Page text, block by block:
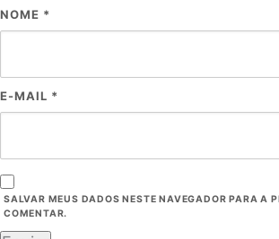
NOME *
E-MAIL *
SALVAR MEUS DADOS NESTE NAVEGADOR PARA A
COMENTAR.